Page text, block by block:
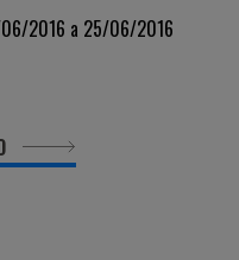
2016 a 25/06/2016